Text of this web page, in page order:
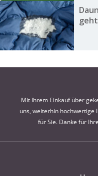
Mit Ihrem Einkauf über
uns, weiterhin hochwertige
für Sie. Danke für